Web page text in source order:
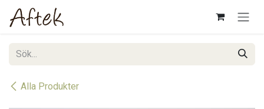
Hoppa till innehåll
Alla Produkter